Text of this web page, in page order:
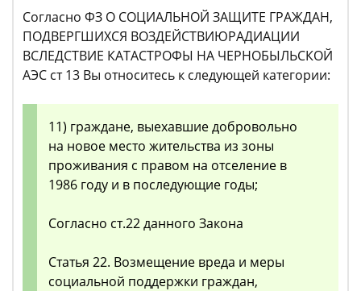
Согласно ФЗ О СОЦИАЛЬНОЙ ЗАЩИТЕ ГРАЖДАН,
ПОДВЕРГШИХСЯ ВОЗДЕЙСТВИЮРАДИАЦИИ
ВСЛЕДСТВИЕ КАТАСТРОФЫ НА ЧЕРНОБЫЛЬСКОЙ
АЭС ст 13 Вы относитесь к следующей категории:
11) граждане, выехавшие добровольно
на новое место жительства из зоны
проживания с правом на отселение в
1986 году и в последующие годы;
Согласно ст.22 данного Закона
Статья 22. Возмещение вреда и меры
социальной поддержки граждан,